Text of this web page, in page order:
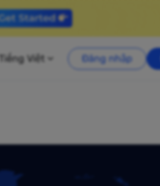
Tiếng Việt Đăng nhập